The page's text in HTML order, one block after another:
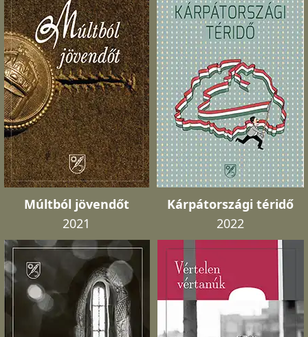
Múltból jövendőt
2021
Kárpátországi téridő
2022